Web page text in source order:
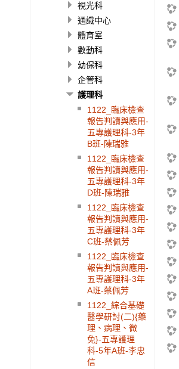
視光科
通識中心
體育室
數動科
幼保科
企管科
護理科
1122_臨床檢查
報告判讀與應用-
五專護理科-3年
B班-陳瑞雅
1122_臨床檢查
報告判讀與應用-
五專護理科-3年
D班-陳瑞雅
1122_臨床檢查
報告判讀與應用-
五專護理科-3年
C班-蔡佩芳
1122_臨床檢查
報告判讀與應用-
五專護理科-3年
A班-蔡佩芳
1122_綜合基礎
醫學研討(二){藥
理、病理、微
免}-五專護理
科-5年A班-李忠
信